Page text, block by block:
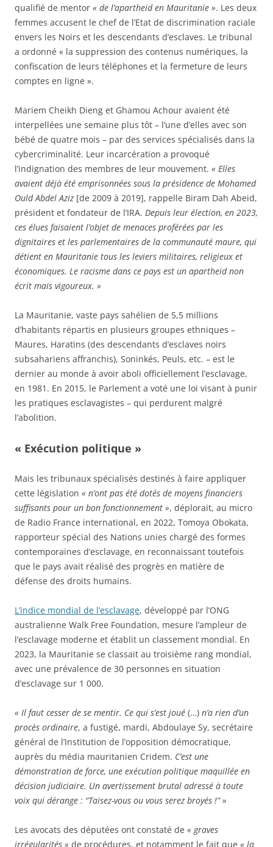
qualifié de mentor « de l’apartheid en Mauritanie ». Les deux
femmes accusent le chef de l’Etat de discrimination raciale
envers les Noirs et les descendants d’esclaves. Le tribunal
a ordonné « la suppression des contenus numériques, la
confiscation de leurs téléphones et la fermeture de leurs
comptes en ligne ».
Mariem Cheikh Dieng et Ghamou Achour avaient été
interpellées une semaine plus tôt – l’une d’elles avec son
bébé de quatre mois – par des services spécialisés dans la
cybercriminalité. Leur incarcération a provoqué
l’indignation des membres de leur mouvement. « Elles
avaient déjà été emprisonnées sous la présidence de Mohamed
Ould Abdel Aziz [de 2009 à 2019], rappelle Biram Dah Abeid,
président et fondateur de l’IRA. Depuis leur élection, en 2023,
ces élues faisaient l’objet de menaces proférées par les
dignitaires et les parlementaires de la communauté maure, qui
détient en Mauritanie tous les leviers militaires, religieux et
économiques. Le racisme dans ce pays est un apartheid non
écrit mais vigoureux. »
La Mauritanie, vaste pays sahélien de 5,5 millions
d’habitants répartis en plusieurs groupes ethniques –
Maures, Haratins (des descendants d’esclaves noirs
subsahariens affranchis), Soninkés, Peuls, etc. – est le
dernier au monde à avoir aboli officiellement l’esclavage,
en 1981. En 2015, le Parlement a voté une loi visant à punir
les pratiques esclavagistes – qui perdurent malgré
l’abolition.
« Exécution politique »
Mais les tribunaux spécialisés destinés à faire appliquer
cette législation « n’ont pas été dotés de moyens financiers
suffisants pour un bon fonctionnement », déplorait, au micro
de Radio France international, en 2022, Tomoya Obokata,
rapporteur spécial des Nations unies chargé des formes
contemporaines d’esclavage, en reconnaissant toutefois
que le pays avait réalisé des progrès en matière de
défense des droits humains.
L’indice mondial de l’esclavage, développé par l’ONG
australienne Walk Free Foundation, mesure l’ampleur de
l’esclavage moderne et établit un classement mondial. En
2023, la Mauritanie se classait au troisième rang mondial,
avec une prévalence de 30 personnes en situation
d’esclavage sur 1 000.
« Il faut cesser de se mentir. Ce qui s’est joué (…) n’a rien d’un
procès ordinaire, a fustigé, mardi, Abdoulaye Sy, secrétaire
général de l’Institution de l’opposition démocratique,
auprès du média mauritanien Cridem. C’est une
démonstration de force, une exécution politique maquillée en
décision judiciaire. Un avertissement brutal adressé à toute
voix qui dérange : “Taisez-vous ou vous serez broyés !” »
Les avocats des députées ont constaté de « graves
irrégularités » de procédures, et notamment le fait que « la